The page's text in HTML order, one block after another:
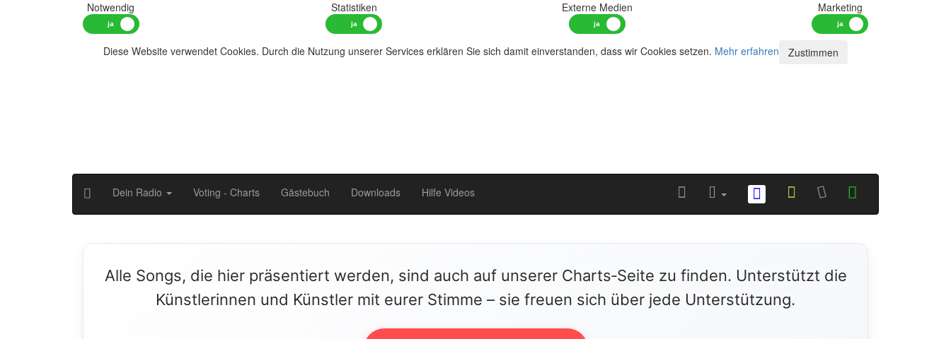
Notwendig Statistiken Externe Medien Marketing
Diese Website verwendet Cookies. Durch die Nutzung unserer Services erklären Sie sich damit einverstanden, dass wir Cookies setzen. Mehr erfahren Zustimmen
Dein Radio Voting - Charts Gästebuch Downloads Hilfe Videos
Alle Songs, die hier präsentiert werden, sind auch auf unserer Charts‑Seite zu finden. Unterstützt die
Künstlerinnen und Künstler mit eurer Stimme – sie freuen sich über jede Unterstützung.